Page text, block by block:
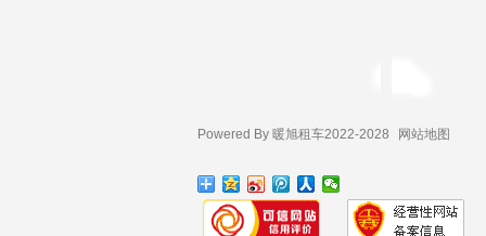
Powered By 暖旭租车2022-2028 网站地图